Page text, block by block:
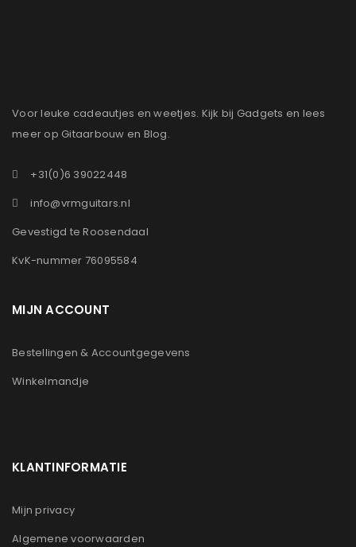
Voor leuke cadeautjes en weetjes. Kijk bij Gadgets en lees
meer op Gitaarbouw en Blog.
+31(0)6 39022448
info@vrmguitars.nl
Gevestigd te Roosendaal
KvK-nummer 76095584
MIJN ACCOUNT
Bestellingen & Accountgegevens
Winkelmandje
KLANTINFORMATIE
Mijn privacy
Algemene voorwaarden